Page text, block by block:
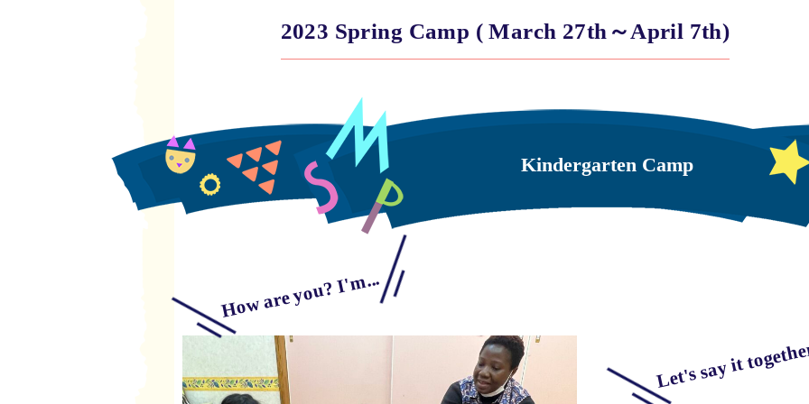
2023 Spring Camp ( March 27th～April 7th)
Kindergarten Camp
How are you? I'm...
Let's say it